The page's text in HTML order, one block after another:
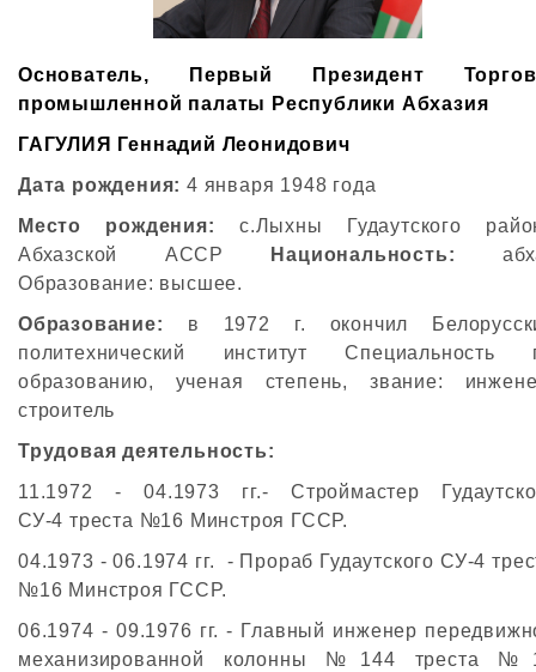
Основатель, Первый Президент
промышленной палаты Республики Абхазия
ГАГУЛИЯ Геннадий Леонидович
Дата рождения: 4 января 1948 года
Место рождения: с.Лыхны Гудаутского
Абхазской АССР
Национальность:
Образование: высшее.
Образование: в 1972 г. окончил
политехнический институт Специальность
образованию, ученая степень, звание:
строитель
Трудовая деятельность:
11.1972 - 04.1973 гг.- Строймастер
СУ-4 треста №16 Минстроя ГССР.
04.1973 - 06.1974 гг. - Прораб Гудаутского СУ-4
№16 Минстроя ГССР.
06.1974 - 09.1976 гг. - Главный инженер
механизированной колонны №144 треста